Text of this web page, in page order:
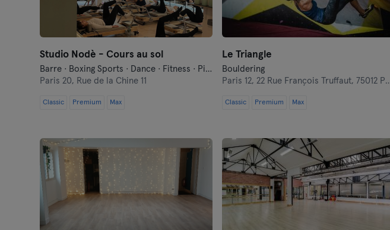
Studio Nodè - Cours au sol
Barre · Boxing Sports · Dance · Fitness · Pilates · Yoga
Paris 20, Rue de la Chine 11
Classic Premium Max
Le Triangle
Bouldering
Paris 12, 22 Rue François Truffaut, 75012 Paris, France
Classic Premium Max